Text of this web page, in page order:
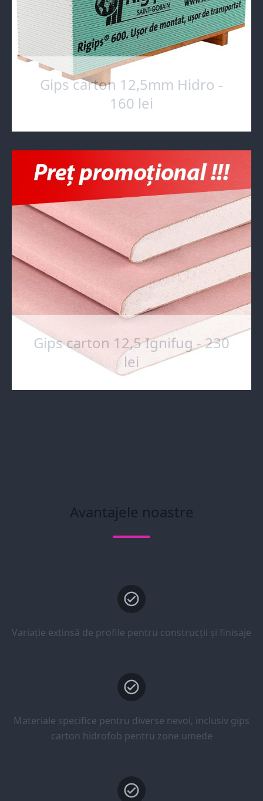
Gips carton 12,5mm Hidro -
160 lei
Gips carton 12,5 Ignifug - 230
lei
Avantajele noastre
Variație extinsă de profile pentru construcții și finisaje
Materiale specifice pentru diverse nevoi, inclusiv gips
carton hidrofob pentru zone umede